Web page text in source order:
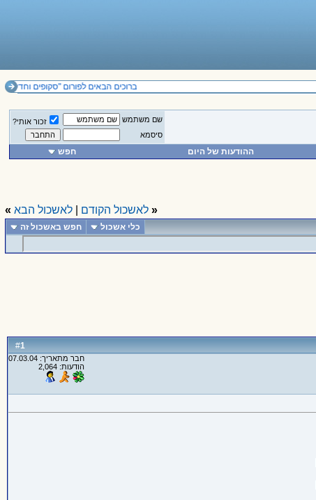
ברוכים הבאים לפורום "סקופים
שם משתמש
זכור אותי?
סיסמא
ההודעות של היום חפש
« לאשכול הקודם לאשכול הבא »
כלי אשכול חפש באשכול זה
#
1
חבר מתאריך: 07.03.04
הודעות: 2,064